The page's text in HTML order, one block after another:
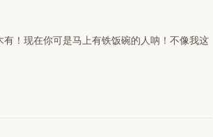
！现在你可是马上有铁饭碗的人呐！不像我这